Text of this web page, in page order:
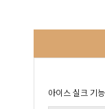
아이스 실크 기